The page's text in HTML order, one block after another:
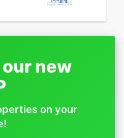
new
on your